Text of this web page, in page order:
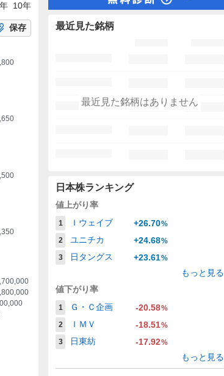
10年
保存 最近見た銘柄
最近見た銘柄はありません
日本株ランキング
値上がり率
1 Ｉウェイブ +26.70%
2
ユニチカ +24.68%
3
日タングス +23.61%
もっと見る
値下がり率
1 Ｇ・Ｃ企画 -20.58%
2
ＩＭＶ -18.51%
3
日東紡 -17.92%
もっと見る